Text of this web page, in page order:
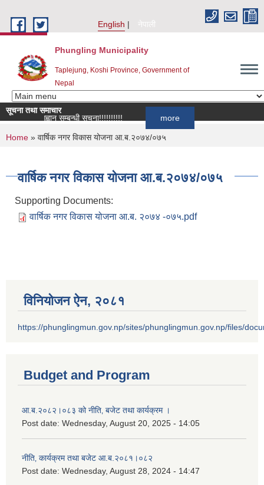
English
नेपाली
Phungling Municipality
Taplejung, Koshi Province, Government of
Nepal
सूचना तथा समाचार
आह्वान सम्बन्धी सूचना!!!!!!!!!!
You are here
Home » वार्षिक नगर विकास योजना आ.ब.२०७४/०७५
वार्षिक नगर विकास योजना आ.ब.२०७४/०७५
Supporting Documents:
वार्षिक नगर विकास योजना आ.ब. २०७४ -०७५.pdf
विनियोजन ऐन‚ २०८१
https://phunglingmun.gov.np/sites/phunglingmun.gov.np/files/
Budget and Program
आ.ब.२०८२।०८३ को नीति‚ बजेट तथा कार्यक्रम ।
Post date: Wednesday, August 20, 2025 - 14:05
नीति‚ कार्यक्रम तथा बजेट आ.ब.२०८१।०८२
Post date: Wednesday, August 28, 2024 - 14:47